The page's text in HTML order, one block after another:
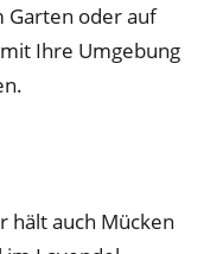
Garten oder auf
Ihre Umgebung
hält auch Mücken